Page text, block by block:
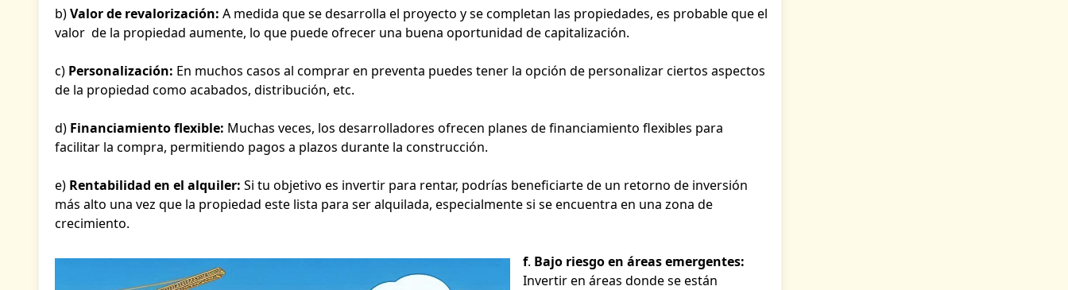
b)Valor de revalorización: A medida que se desarrolla el proyecto y se completan las propiedades, es probable que el
valor de la propiedad aumente, lo que puede ofrecer una buena oportunidad de capitalización.
c) Personalización: En muchos casos al comprar en preventa puedes tener la opción de personalizar ciertos aspectos
de la propiedad como acabados, distribución, etc.
d) Financiamiento flexible: Muchas veces, los desarrolladores ofrecen planes de financiamiento flexibles para
facilitar la compra, permitiendo pagos a plazos durante la construcción.
e) Rentabilidad en el alquiler: Si tu objetivo es invertir para rentar, podrías beneficiarte de un retorno de inversión
más alto una vez que la propiedad este lista para ser alquilada, especialmente si se encuentra en una zona de
crecimiento.
f. Bajo riesgo en áreas emergentes:
Invertir en áreas donde se están